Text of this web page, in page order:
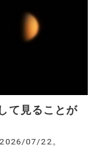
て見ることが
07/22。